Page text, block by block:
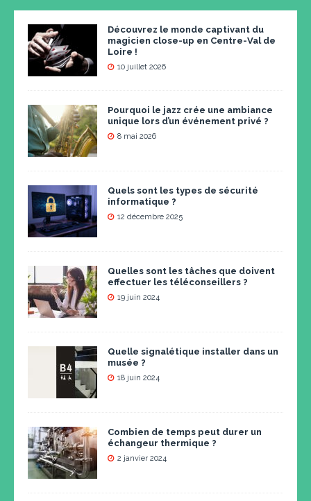
Découvrez le monde captivant du
magicien close-up en Centre-Val de
Loire !
10 juillet 2026
Pourquoi le jazz crée une ambiance
unique lors d’un événement privé ?
8 mai 2026
Quels sont les types de sécurité
informatique ?
12 décembre 2025
Quelles sont les tâches que doivent
effectuer les téléconseillers ?
19 juin 2024
Quelle signalétique installer dans un
musée ?
18 juin 2024
Combien de temps peut durer un
échangeur thermique ?
2 janvier 2024